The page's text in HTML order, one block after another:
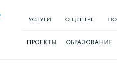
УСЛУГИ О ЦЕНТРЕ
ПРОЕКТЫ ОБРАЗОВАНИЕ